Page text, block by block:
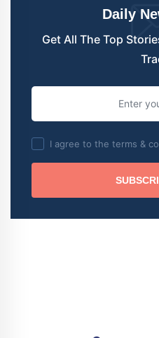
Daily
Get All The Top
I agree to the terms &